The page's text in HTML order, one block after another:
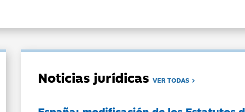
Noticias jurídicasVER TODAS